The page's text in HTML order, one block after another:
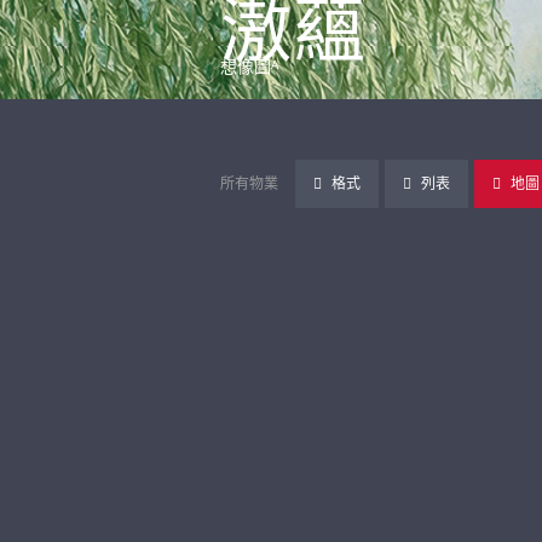
想像圖ᴬ
滶蘊
所有物業 格式 列表 地圖